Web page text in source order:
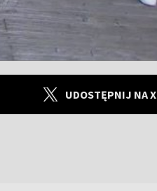
UDOSTĘPNIJ NA X